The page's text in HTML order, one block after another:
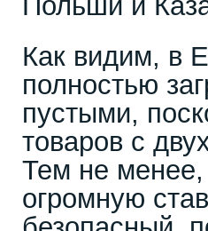
Как видим, в
полностью
пустыми,
товаров с
Тем не менее,
огромную